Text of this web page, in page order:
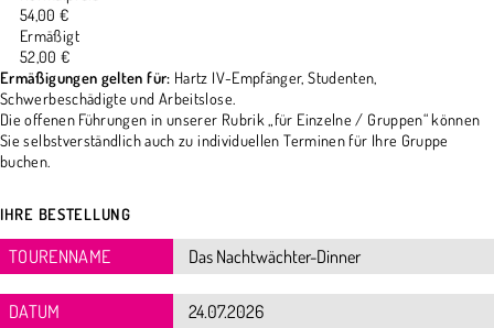
54,00 €
Ermäßigt
52,00 €
Ermäßigungen gelten für: Hartz IV-Empfänger, Studenten,
Schwerbeschädigte und Arbeitslose.
Die offenen Führungen in unserer Rubrik „für Einzelne / Gruppen“ können
Sie selbstverständlich auch zu individuellen Terminen für Ihre Gruppe
buchen.
IHRE BESTELLUNG
TOURENNAME
DATUM